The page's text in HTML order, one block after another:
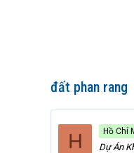
đất phan rang
H Hồ Chí
Dự Án